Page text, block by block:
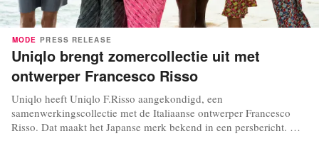
MODE PRESS RELEASE
Uniqlo brengt zomercollectie uit met
ontwerper Francesco Risso
Uniqlo heeft Uniqlo F.Risso aangekondigd, een
samenwerkingscollectie met de Italiaanse ontwerper Francesco
Risso. Dat maakt het Japanse merk bekend in een persbericht. De